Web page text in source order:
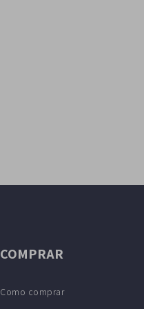
COMPRAR
Como comprar